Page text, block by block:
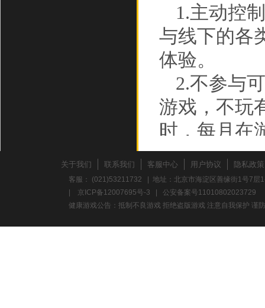
1.主动控
与线下的各
体验。
2.不参与
游戏，不玩
时，每月在
3.不要将
折时，应多
力。
养成积极
关于我们 联系我们 客服中心 用户协议 隐私政策
客服： (021)53211732 | 地址：北京市海淀区善缘街1号7
京ICP备12007695号-3
公安备案号11010802023729
健康游戏公告：抵制不良游戏 拒绝盗版游戏 注意自我保护 谨